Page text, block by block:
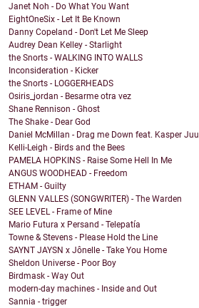
Janet Noh - Do What You Want
EightOneSix - Let It Be Known
Danny Copeland - Don't Let Me Sleep
Audrey Dean Kelley - Starlight
the Snorts - WALKING INTO WALLS
Inconsideration - Kicker
the Snorts - LOGGERHEADS
Osiris_jordan - Besarme otra vez
Shane Rennison - Ghost
The Shake - Dear God
Daniel McMillan - Drag me Down feat. Kasper Juul
Kelli-Leigh - Birds and the Bees
PAMELA HOPKINS - Raise Some Hell In Me
ANGUS WOODHEAD - Freedom
ETHAM - Guilty
GLENN VALLES (SONGWRITER) - The Warden
SEE LEVEL - Frame of Mine
Mario Futura x Persand - Telepatía
Towne & Stevens - Please Hold the Line
SAYNT JAYSN x Jônelle - Take You Home
Sheldon Universe - Poor Boy
Birdmask - Way Out
modern-day machines - Inside and Out
Sannia - trigger